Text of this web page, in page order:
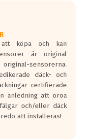
att köpa och kan
är original
sensorerna.
däck- och
certifierade
anledning att oroa
och/eller däck
att installeras!